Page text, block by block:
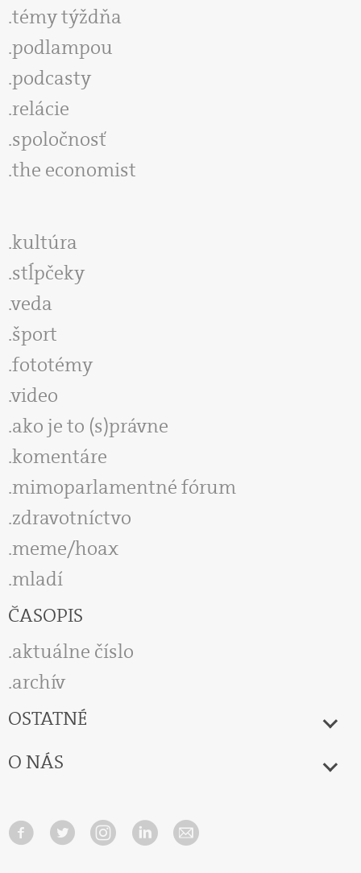
témy týždňa
podlampou
podcasty
relácie
spoločnosť
the economist
kultúra
stĺpčeky
veda
šport
fototémy
video
ako je to (s)právne
komentáre
mimoparlamentné fórum
zdravotníctvo
meme/hoax
mladí
ČASOPIS
aktuálne číslo
archív
OSTATNÉ
O NÁS